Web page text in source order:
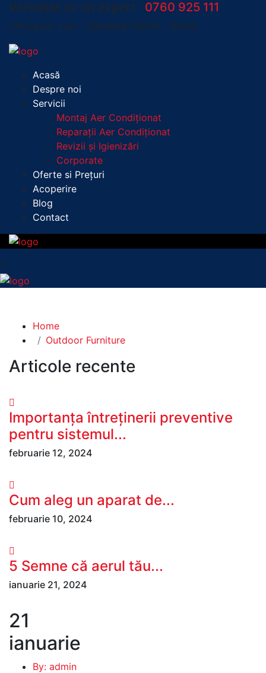
Vorbește cu un expert : 0760 925 111
Program: Luni - Sâmbătă (09:00 - 19:00)
Acasă
Despre noi
Servicii
Montaj Aer Condiționat
Reparații Aer Condiționat
Revizii și Igienizări
Corporate
Oferte si Prețuri
Acoperire
Blog
Contact
Home
Outdoor Furniture
Articole recente
Importanța întreținerii preventive
pentru sistemul...
februarie 12, 2024
Cum aleg un aparat de...
februarie 10, 2024
5 Semne că aerul tău...
ianuarie 21, 2024
21
ianuarie
By: admin